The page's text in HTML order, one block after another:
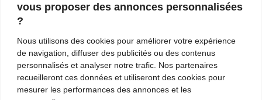
vous proposer des annonces personnalisées
?
Nous utilisons des cookies pour améliorer votre expérience
de navigation, diffuser des publicités ou des contenus
personnalisés et analyser notre trafic. Nos partenaires
recueilleront ces données et utiliseront des cookies pour
mesurer les performances des annonces et les
et de tendances. Notre équipe de journalistes vous
propose quotidiennement de suivre l'actualité en
France et à l'international.
Contactez-nous:contact@axonpost.com